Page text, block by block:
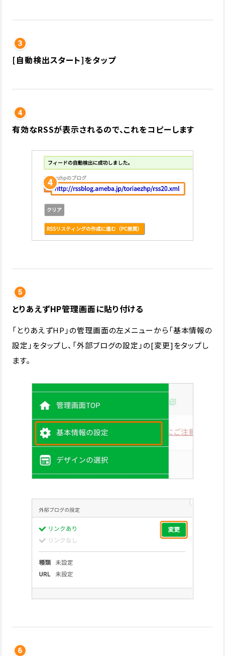
[自動検出スタート]をタップ
有効なRSSが表示されるので、これをコピーします
とりあえずHP管理画面に貼り付ける
「とりあえずHP」の管理画面の左メニューから「基本情報の
設定」をタップし、「外部ブログの設定」の[変更]をタップし
ます。